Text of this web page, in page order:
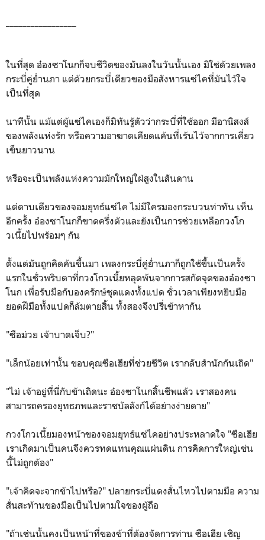
ในที่สุด อ๋องซาโนกก็จบชีวิตของมันลงในวันนั้นเอง มิใช่ด้วยเพลง
กระบี่คู่ย่ำนภา แต่ด้วยกระบี่เดียวของมือสังหารแซ่ไคที่มันไว้ใจ
เป็นที่สุด
นาทีนั้น แม้แต่ผู้แซ่ไคเองก็มิทันรู้ตัวว่ากระบี่ที่ใช้ออก มีอานิสงส์
ของพลังแห่งรัก หรือความอาฆาตเคียดแค้นที่เร้นไว้จากการเคี่ยว
เข็นยาวนาน
หรือจะเป็นพลังแห่งความมักใหญ่ใฝ่สูงในสันดาน
แต่ดาบเดียวของจอมยุทธ์แซ่ไค ไม่มีใครมองกระบวนท่าทัน เห็น
อีกครั้ง อ๋องซาโนกก็ขาดครึ่งตัวและยังเป็นการช่วยเหลือกวงโก
วเนี้ยไปพร้อมๆ กัน
ตั้งแต่มันถูกคิดค้นขึ้นมา เพลงกระบี่คู่ย่ำนภาก็ถูกใช้ขึ้นเป็นครั้ง
แรกในชั่วพริบตาที่กวงโกวเนี้ยหลุดพ้นจากการสกัดจุดของอ๋องซา
โนก เพื่อรับมือกับองครักษ์ชุดแดงทั้งแปด ชั่วเวลาเพียงหยิบมือ
ยอดฝีมือทั้งแปดก็ล้มตายสิ้น ทั้งสองจึงปรี่เข้าหากัน
"ซือม่วย เจ้าบาดเจ็บ?"
"เล็กน้อยเท่านั้น ขอบคุณซือเฮียที่ช่วยชีวิต เรากลับสำนักกันเถิด"
"ไม่ เจ้าอยู่ที่นี่กับข้าเถิดนะ อ๋องซาโนกสิ้นชีพแล้ว เราสองคน
สามารถครองยุทธภพและราชบัลลังก์ได้อย่างง่ายดาย"
กวงโกวเนี้ยมองหน้าของจอมยุทธ์แซ่ไคอย่างประหลาดใจ "ซือเฮีย
เราเกิดมาเป็นคนจึงควรทดแทนคุณแผ่นดิน การคิดการใหญ่เช่น
นี้ไม่ถูกต้อง"
"เจ้าคิดจะจากข้าไปหรือ?" ปลายกระบี่แดงสั่นไหวไปตามมือ ความ
สั่นสะท้านของมือเป็นไปตามใจของผู้ถือ
"ถ้าเช่นนั้นคงเป็นหน้าที่ของข้าที่ต้องจัดการท่าน ซือเฮีย เชิญ